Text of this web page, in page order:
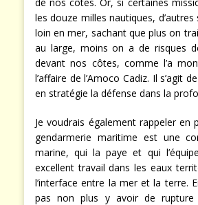
les douze milles nautiques,
loin en mer, sachant que plus on
au large, moins on a de risques
devant nos côtes, comme l’a
l’affaire de l’Amoco Cadiz. Il s’agit
en stratégie la défense dans la
Je voudrais également rappeler en
gendarmerie maritime est une
marine, qui la paye et qui
excellent travail dans les eaux
l’interface entre la mer et la terre.
pas non plus y avoir de rupture